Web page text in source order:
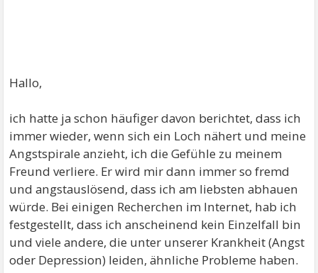
Hallo,
ich hatte ja schon häufiger davon berichtet, dass ich
immer wieder, wenn sich ein Loch nähert und meine
Angstspirale anzieht, ich die Gefühle zu meinem
Freund verliere. Er wird mir dann immer so fremd
und angstauslösend, dass ich am liebsten abhauen
würde. Bei einigen Recherchen im Internet, hab ich
festgestellt, dass ich anscheinend kein Einzelfall bin
und viele andere, die unter unserer Krankheit (Angst
oder Depression) leiden, ähnliche Probleme haben.